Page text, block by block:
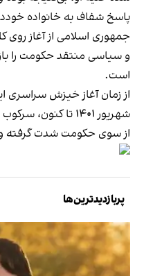
پاسخ شفاف به خانواده
جمهوری اسلامی از آغاز روی
و سیاسی منتقد حکومت را
است.
از زمان آغاز خیزش سراسری
شهریور ۱۴۰۱ تا
از سوی حکومت شدت گرفته و
پربازدیدترین‌ها